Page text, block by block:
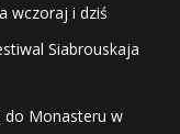
wczoraj i dziś
Siabrouskaja
do Monasteru w